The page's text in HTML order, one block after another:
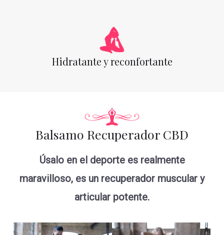
Hidratante y reconfortante
Balsamo Recuperador CBD
Úsalo en el deporte es realmente
maravilloso, es un recuperador muscular y
articular potente.